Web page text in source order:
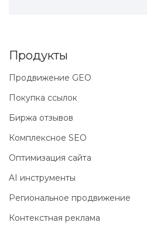
Продукты
Продвижение GEO
Покупка ссылок
Биржа отзывов
Комплексное SEO
Оптимизация сайта
AI инструменты
Региональное продвижение
Контекстная реклама